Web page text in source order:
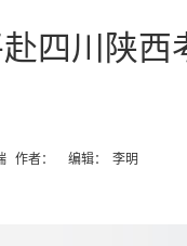
四川陕西
作者： 编辑： 李明